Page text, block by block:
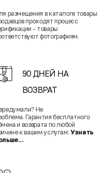
размещения в каталоге товары
проходят процесс
- товары
фотографиям.
90 ДНЕЙ НА
ВОЗВРАТ
Не
Гарантия бесплатного
и возврата по любой
к вашим услугам. Узнать